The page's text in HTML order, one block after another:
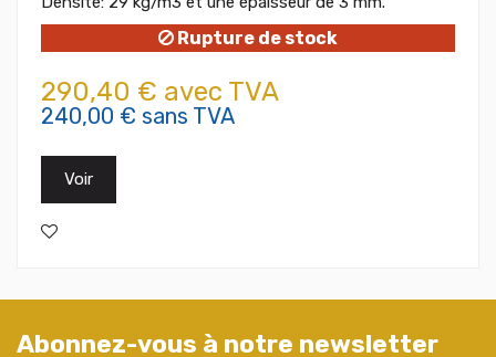
Rupture de stock
290,40 € avec TVA
240,00 € sans TVA
Voir
Abonnez-vous à notre newsletter